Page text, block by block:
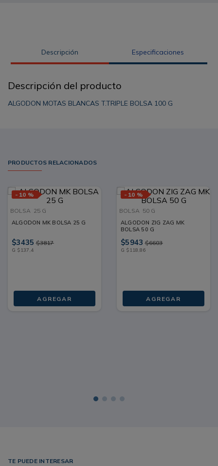
Descripción Especificaciones
Descripción del producto
ALGODON MOTAS BLANCAS T.TRIPLE BOLSA 100 G
PRODUCTOS RELACIONADOS
- 10 %
BOLSA 25 G
ALGODON MK BOLSA 25 G
$3435 $3817
G $137,4
AGREGAR
- 10 %
BOLSA 50 G
ALGODON ZIG ZAG MK
BOLSA 50 G
$5943 $6603
G $118,86
AGREGAR
TE PUEDE INTERESAR